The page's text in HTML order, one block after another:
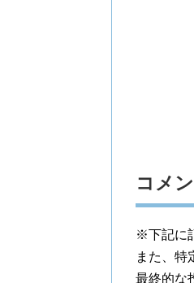
コメ
※下記に
また、特
最終的な